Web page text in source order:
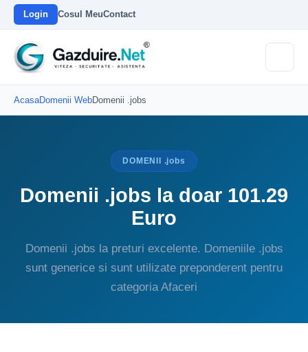
Login Cosul MeuContact
AcasaDomenii WebDomenii .jobs
DOMENII .jobs
Domenii .jobs la doar 101.29
Euro
Domenii .jobs la preturi excelente. Domeniile .jobs
sunt generice si sunt utilizate preponderent pentru
categoria Afaceri